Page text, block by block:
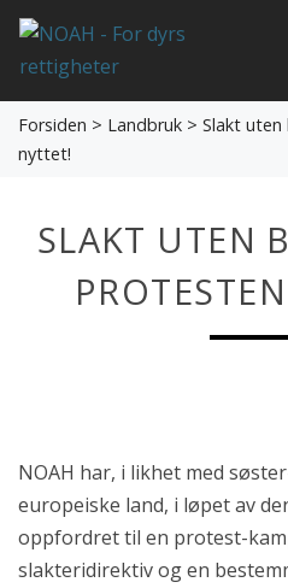
Forsiden > Landbruk > Slakt
nyttet!
SLAKT UTEN
NOAH har, i likhet med
europeiske land, i løpet av
oppfordret til en protest-
slakteridirektiv og en